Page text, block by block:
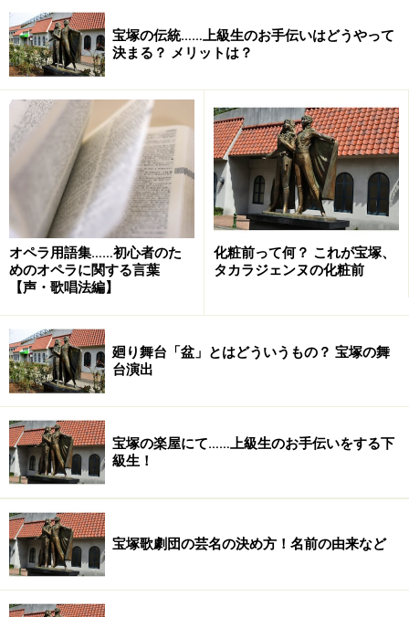
宝塚の伝統……上級生のお手伝いはどうやって
決まる？ メリットは？
オペラ用語集……初心者のた
めのオペラに関する言葉
【声・歌唱法編】
化粧前って何？ これが宝塚、
タカラジェンヌの化粧前
廻り舞台「盆」とはどういうもの？ 宝塚の舞
台演出
宝塚の楽屋にて……上級生のお手伝いをする下
級生！
宝塚歌劇団の芸名の決め方！名前の由来など